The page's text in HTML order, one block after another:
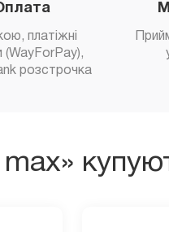
платіжні
(WayForPay),
розстрочка